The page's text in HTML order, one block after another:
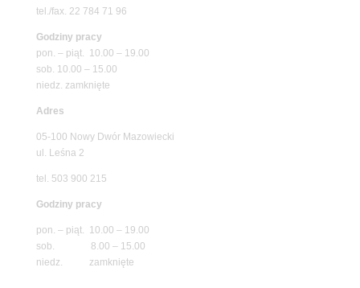
tel./fax. 22 784 71 96
Godziny pracy
pon. – piąt. 10.00 – 19.00
sob. 10.00 – 15.00
niedz. zamknięte
Adres
05-100 Nowy Dwór Mazowiecki
ul. Leśna 2
tel. 503 900 215
Godziny pracy
pon. – piąt. 10.00 – 19.00
sob. 8.00 – 15.00
niedz. zamknięte